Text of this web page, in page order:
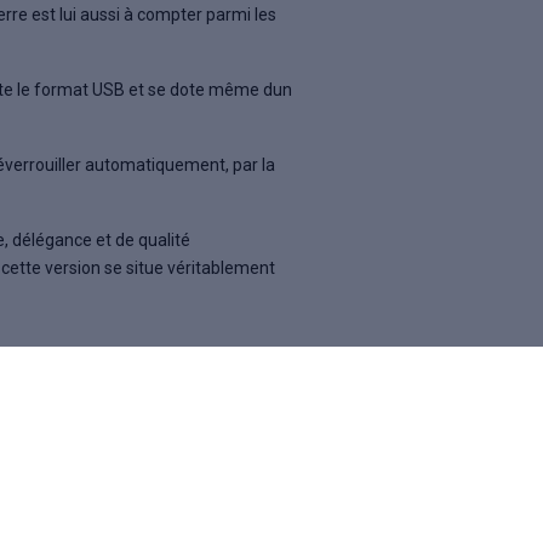
est lui aussi à compter parmi les
le format USB et se dote même dun
automatiquement, par la
délégance et de qualité
cette version se situe véritablement